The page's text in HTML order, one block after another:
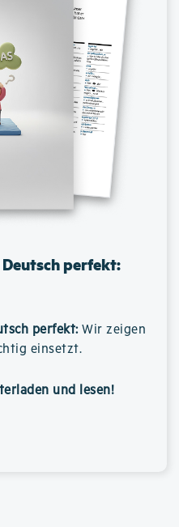
perfekt:
perfekt: Wir zeigen
einsetzt.
und lesen!